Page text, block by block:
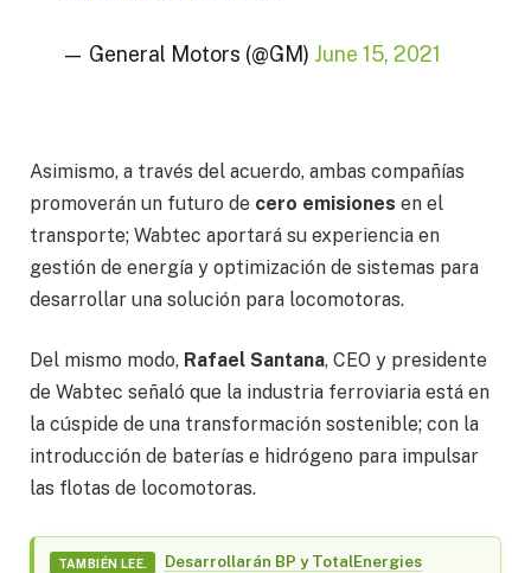
— General Motors (@GM) June 15, 2021
Asimismo, a través del acuerdo, ambas compañías
promoverán un futuro de cero emisiones en el
transporte; Wabtec aportará su experiencia en
gestión de energía y optimización de sistemas para
desarrollar una solución para locomotoras.
Del mismo modo, Rafael Santana, CEO y presidente
de Wabtec señaló que la industria ferroviaria está en
la cúspide de una transformación sostenible; con la
introducción de baterías e hidrógeno para impulsar
las flotas de locomotoras.
TAMBIÉN LEE.
Desarrollarán BP y TotalEnergies